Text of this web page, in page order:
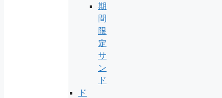
期
間
限
定
サ
ン
ド
ド